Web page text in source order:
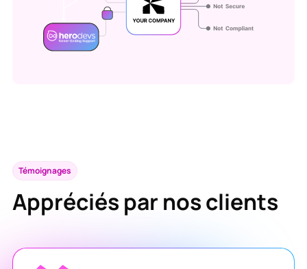
Témoignages
Appréciés par nos clients